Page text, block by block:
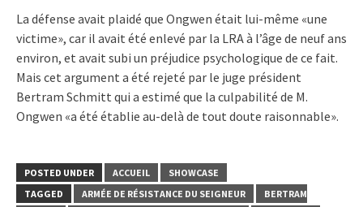
La défense avait plaidé que Ongwen était lui-même «une
victime», car il avait été enlevé par la LRA à l’âge de neuf ans
environ, et avait subi un préjudice psychologique de ce fait.
Mais cet argument a été rejeté par le juge président
Bertram Schmitt qui a estimé que la culpabilité de M.
Ongwen «a été établie au-delà de tout doute raisonnable».
POSTED UNDER ACCUEIL
SHOWCASE
TAGGED
ARMÉE DE RÉSISTANCE DU SEIGNEUR
BERTRAM